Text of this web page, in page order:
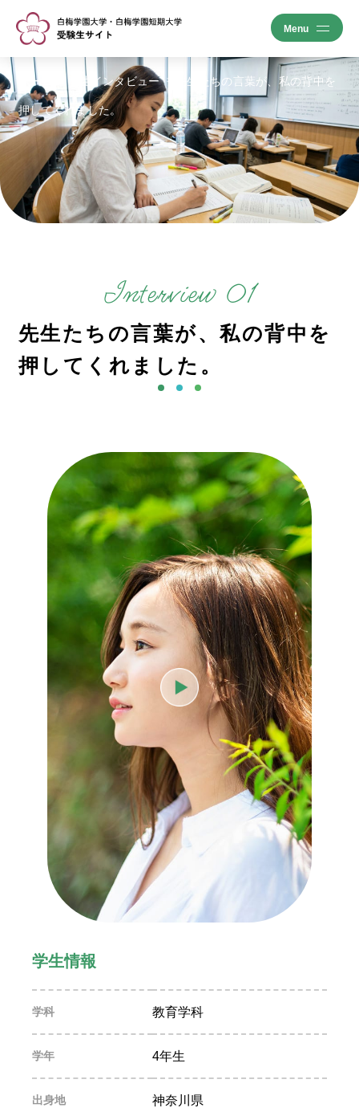
ホーム 学生インタビュー 先生たちの言葉が、私の背中を
押してくれました。
Interview 01
先生たちの言葉が、私の背中を
押してくれました。
学生情報
学科 教育学科
学年 4年生
出身地 神奈川県